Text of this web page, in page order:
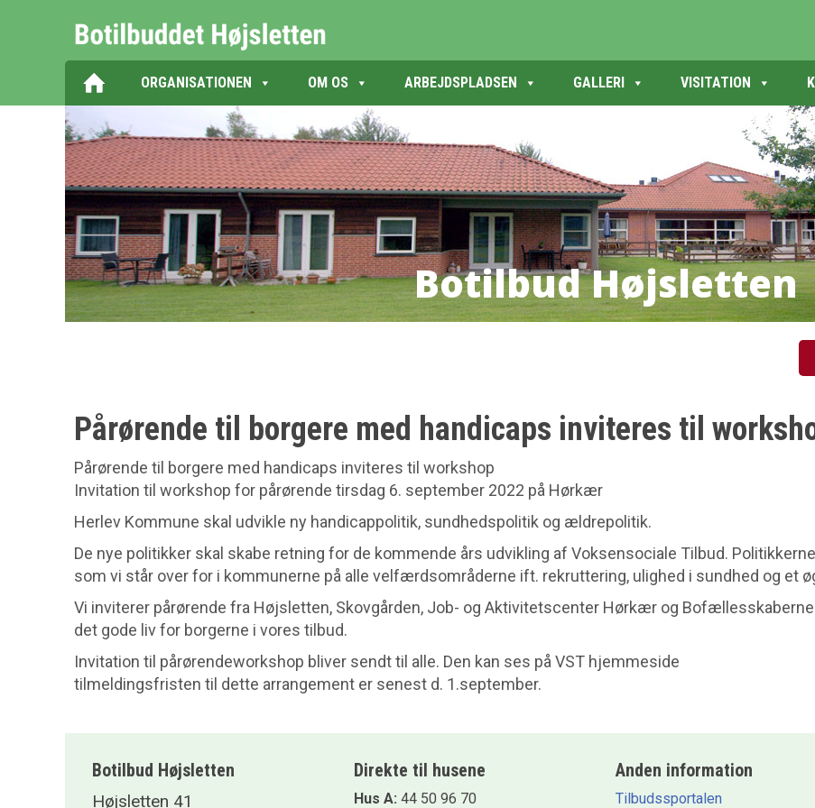
ORGANISATIONEN OM OS ARBEJDSPLADSEN GALLERI VISITATION
BotilbudHøjsletten
Pårørende til borgere med handicaps inviteres til
Pårørende til borgere med handicaps inviteres til workshop
Invitation til workshop for pårørende tirsdag 6. september 2022 på Hørkær
Herlev Kommune skal udvikle ny handicappolitik, sundhedspolitik og ældrepolitik.
De nye politikker skal skabe retning for de kommende års udvikling af Voksensociale Tilbud.
som vi står over for i kommunerne på alle velfærdsområderne ift. rekruttering, ulighed i sundhed og et
Vi inviterer pårørende fra Højsletten, Skovgården, Job- og Aktivitetscenter Hørkær og
det gode liv for borgerne i vores tilbud.
Invitation til pårørendeworkshop bliver sendt til alle. Den kan ses på VST hjemmeside
tilmeldingsfristen til dette arrangement er senest d. 1.september.
Botilbud Højsletten
Højsletten 41
Direkte til husene
Hus A: 44 50 96 70
Anden information
Tilbudssportalen